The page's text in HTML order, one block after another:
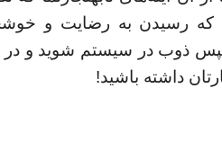
که رسیدن به رضایت و
ذوب در سیستم شوید و در
داشته باشید!